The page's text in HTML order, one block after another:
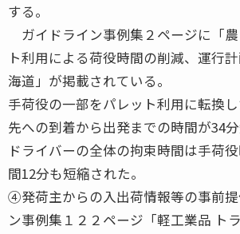
する。
ガイドライン事例集２ページに「
ト利用による荷役時間の削減、運行
海道」が掲載されている。
手荷役の一部をパレット利用に転換
先への到着から出発までの時間が34分
ドライバーの全体の拘束時間は手荷
間12分も短縮された。
④発荷主からの入出荷情報等の事前
ン事例集１２２ページ「軽工業品 ト